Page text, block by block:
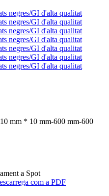
mm * 10 mm-600 mm-600
a Spot
com a PDF